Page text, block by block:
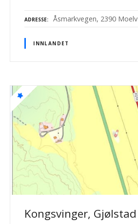
ADRESSE Åsmarkvegen, 2390 Moelv
INNLANDET
Kongsvinger, Gjølstad